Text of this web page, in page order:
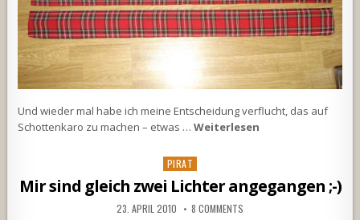
Und wieder mal habe ich meine Entscheidung verflucht, das auf
Schottenkaro zu machen – etwas …Weiterlesen
Posted
in
PIRAT
Mir sind gleich zwei Lichter angegangen ;-)
23. APRIL 2010 8 COMMENTS